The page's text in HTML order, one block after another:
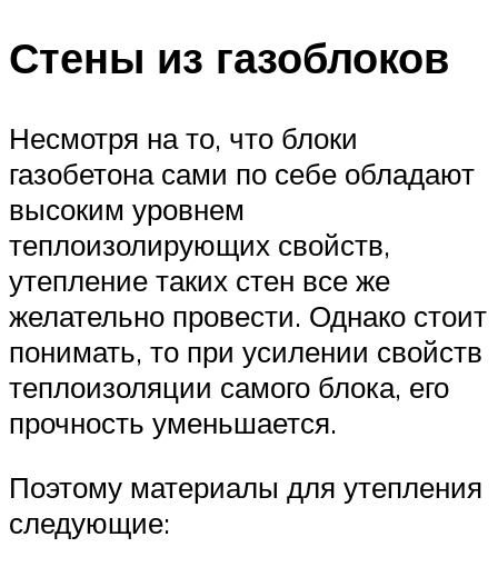
Стены из газоблоков
Несмотря на то, что блоки
газобетона сами по себе обладают
высоким уровнем
теплоизолирующих свойств,
утепление таких стен все же
желательно провести. Однако стоит
понимать, то при усилении свойств
теплоизоляции самого блока, его
прочность уменьшается.
Поэтому материалы для утепления
следующие: